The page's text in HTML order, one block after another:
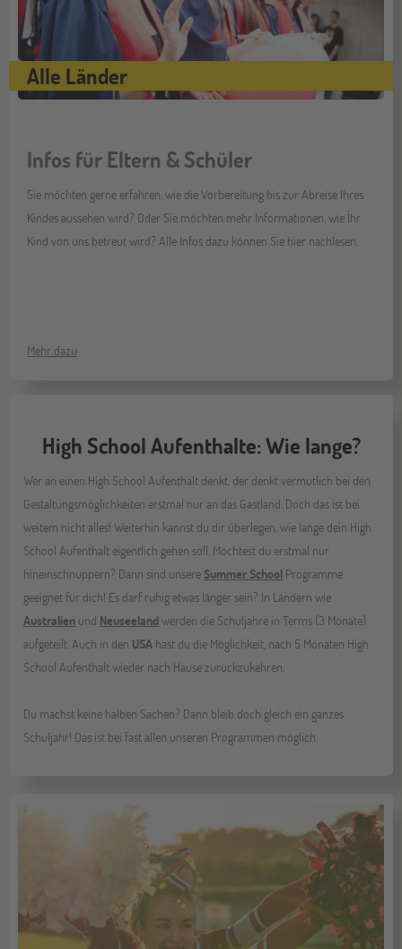
Alle Länder
Infos für Eltern & Schüler
Sie möchten gerne erfahren, wie die Vorbereitung bis zur Abreise Ihres
Kindes aussehen wird? Oder Sie möchten mehr Informationen, wie Ìhr
Kind von uns betreut wird? Alle Infos dazu können Sie hier nachlesen.
Mehr dazu
High School Aufenthalte: Wie lange?
Wer an einen High School Aufenthalt denkt, der denkt vermutlich bei den
Gestaltungsmöglichkeiten erstmal nur an das Gastland. Doch das ist bei
weitem nicht alles! Weiterhin kannst du dir überlegen, wie lange dein High
School Aufenthalt eigentlich gehen soll. Möchtest du erstmal nur
hineinschnuppern? Dann sind unsere Summer School Programme
geeignet für dich! Es darf ruhig etwas länger sein? In Ländern wie
Australien und Neuseelandwerden die Schuljahre in Terms (3 Monate)
aufgeteilt. Auch in den USA hast du die Möglichkeit, nach 5 Monaten High
School Aufenthalt wieder nach Hause zurückzukehren.
Du machst keine halben Sachen? Dann bleib doch gleich ein ganzes
Schuljahr! Das ist bei fast allen unseren Programmen möglich.